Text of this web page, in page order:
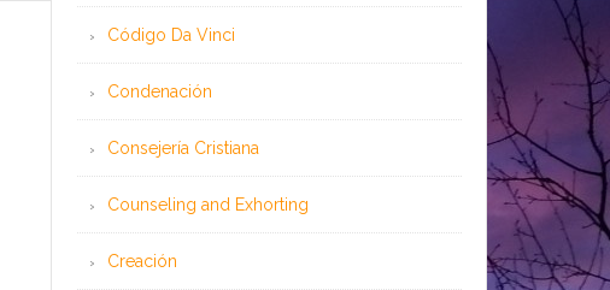
Código Da Vinci
Condenación
Consejería Cristiana
Counseling and Exhorting
Creación